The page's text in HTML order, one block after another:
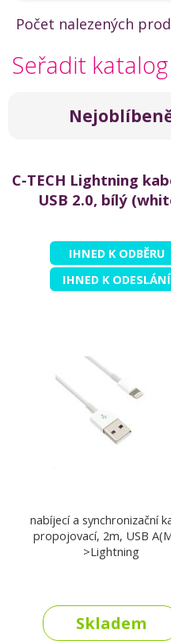
Počet nalezených
Seřadit
C-TECH Lightning
USB 2.0, bílý
IHNED K ODBĚRU
IHNED K ODESLÁNÍ
nabíjecí a synchronizační
propojovací, 2m, USB
>Lightning
Skladem